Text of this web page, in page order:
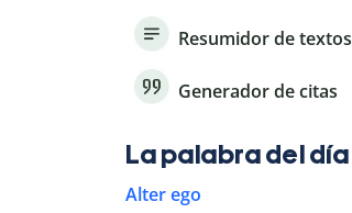
Resumidor de textos
Generador de citas
La palabra del día
Alter ego